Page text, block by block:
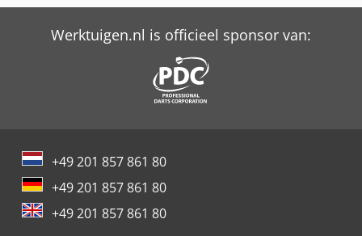
Trailer And Tools
Van RietWerktuigen.nl is officieel sponsor van:
+49 201 857 861 80
+49 201 857 861 80
+49 201 857 861 80